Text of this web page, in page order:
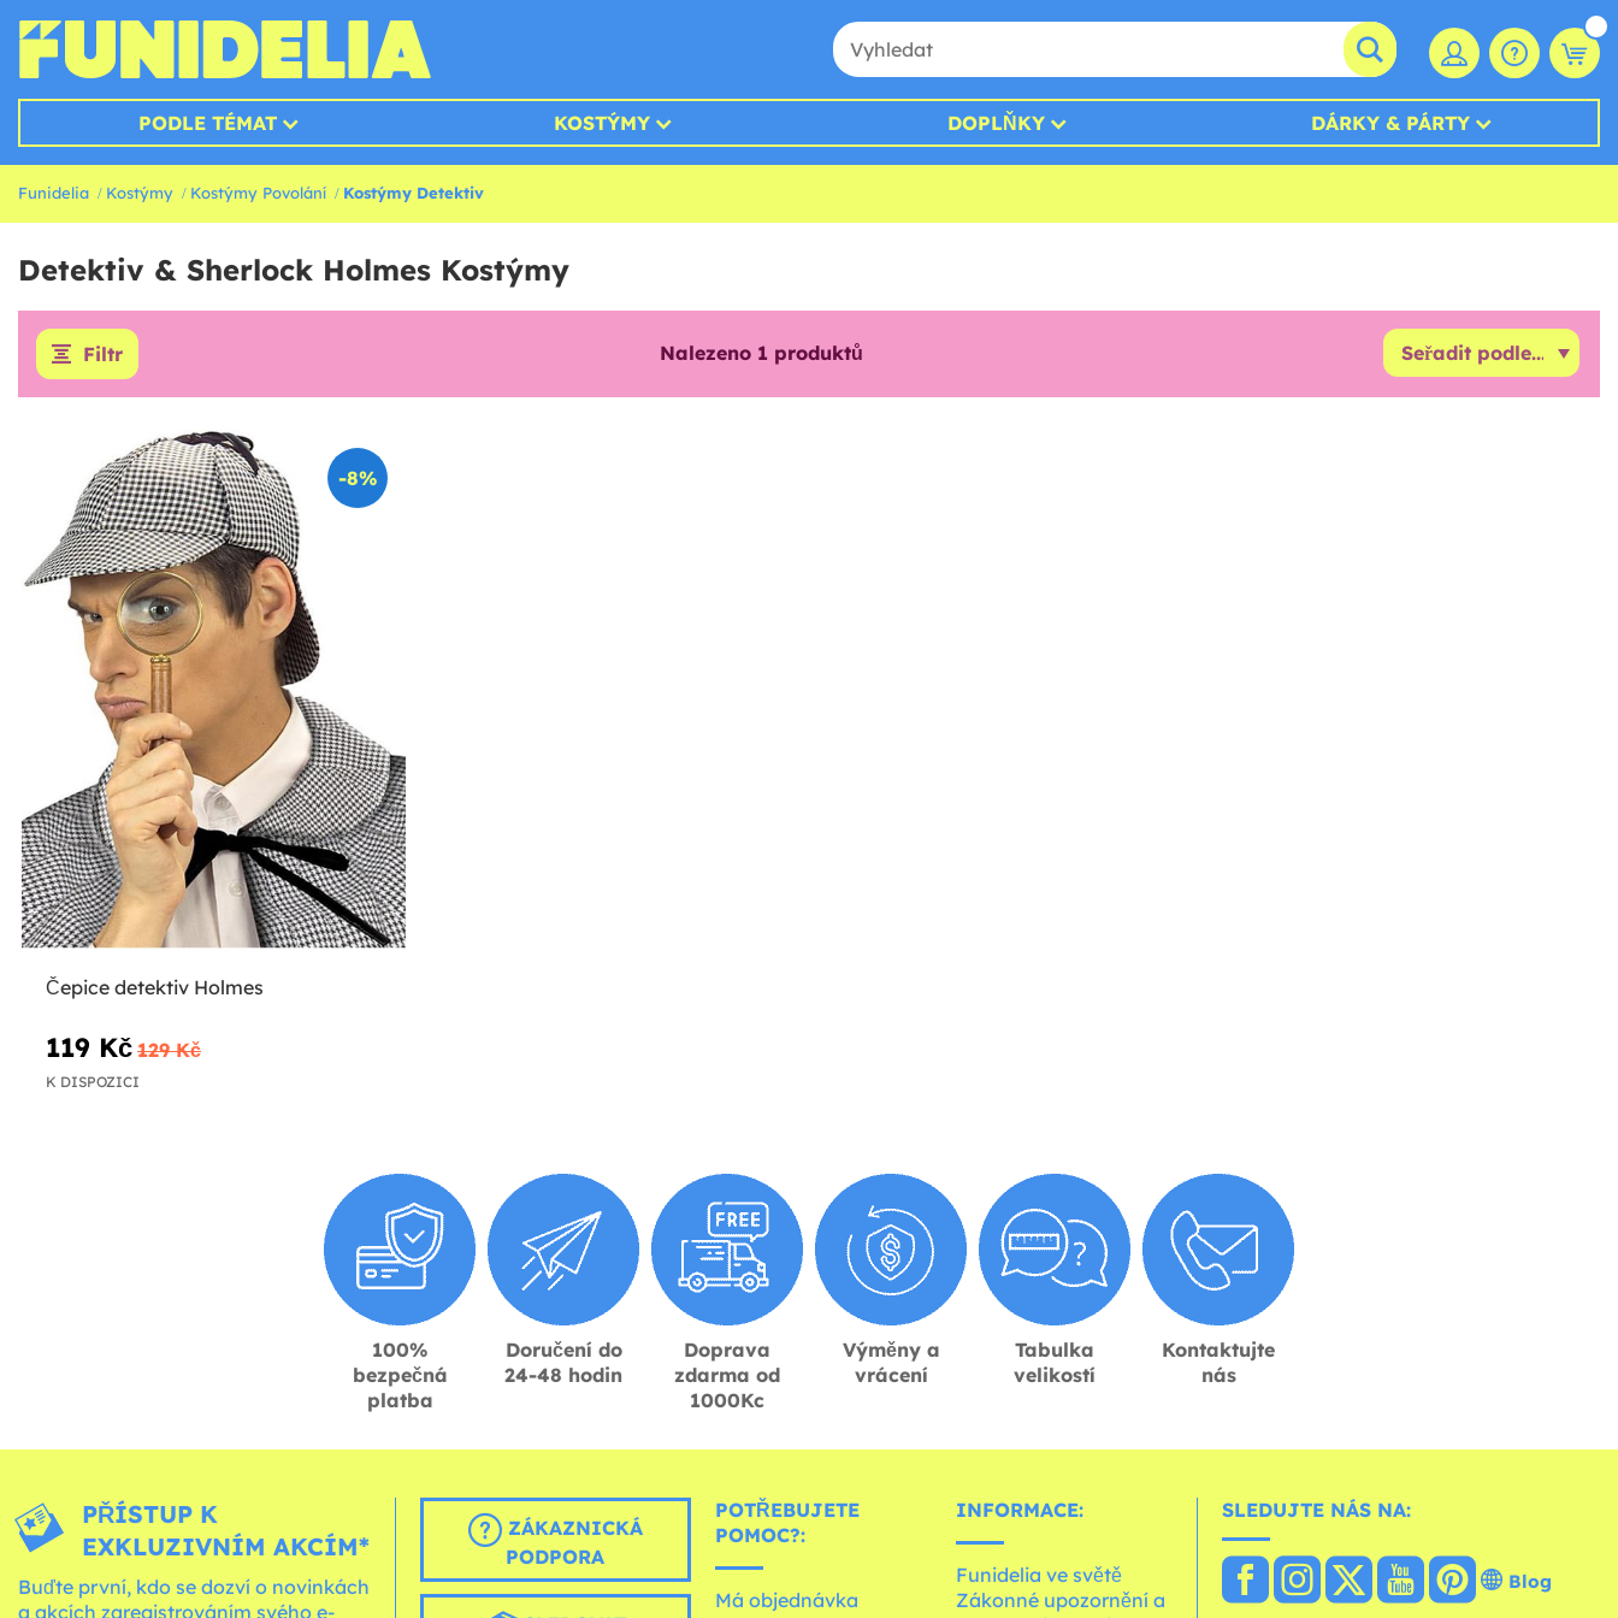
PODLE TÉMAT KOSTÝMY DOPLŇKY DÁRKY & PÁRTY
Funidelia Kostýmy Kostýmy Povolání Kostýmy Detektiv
Detektiv & Sherlock Holmes Kostýmy
Filtr Nalezeno 1 produktů
-8%
Čepice detektiv Holmes
119 Kč 129 Kč
K DISPOZICI
100%
bezpečná
platba
Doručení do
24-48 hodin
Doprava
zdarma od
1000Kc
Výměny a
vrácení
Tabulka
velikostí
Kontaktujte
nás
PŘÍSTUP K
EXKLUZIVNÍM AKCÍM*
Buďte první, kdo se dozví o novinkách
a akcích zaregistrováním svého e-
ZÁKAZNICKÁ
PODPORA
POTŘEBUJETE
POMOC?:
Má objednávka
INFORMACE:
Funidelia ve světě
Zákonné upozornění a
SLEDUJTE NÁS NA:
Blog